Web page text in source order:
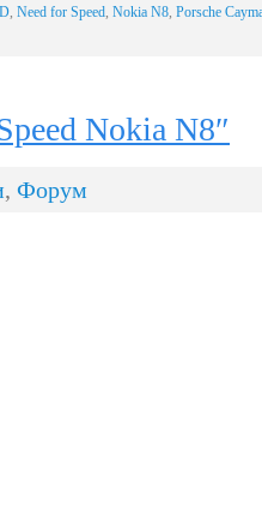
, Need for Speed, Nokia N8, Porsche
Nokia N8″
, Форум